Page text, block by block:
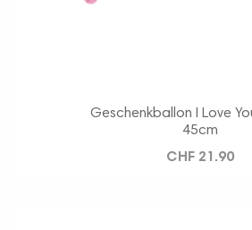
Geschenkballon I Love
45cm
CHF 21.90